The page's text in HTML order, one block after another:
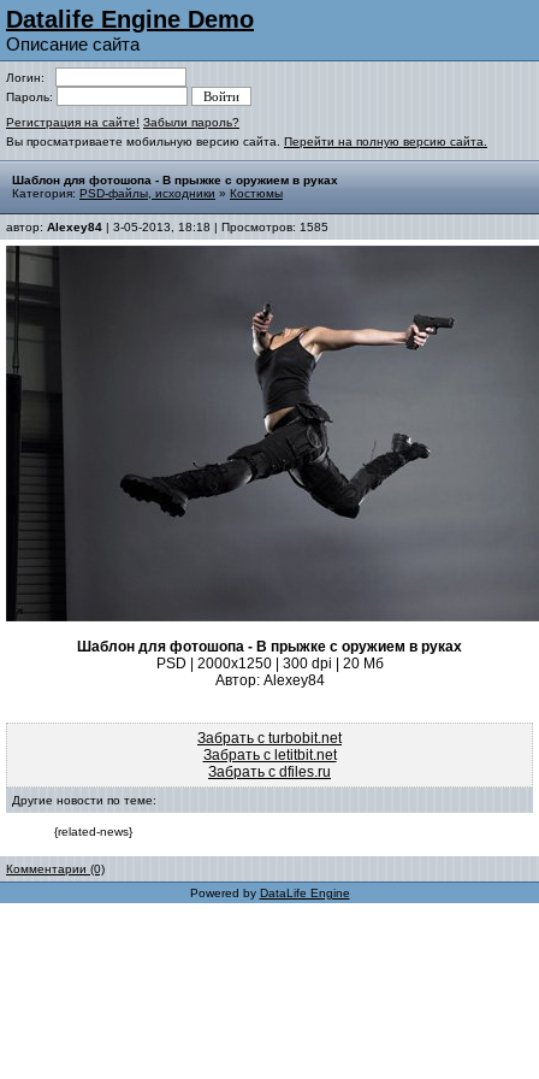
Datalife Engine Demo
Описание сайта
Логин:
Пароль:
Регистрация на сайте! Забыли пароль?
Вы просматриваете мобильную версию сайта. Перейти на полную версию сайта.
Шаблон для фотошопа - В прыжке с оружием в руках
Категория: PSD-файлы, исходники » Костюмы
автор: Alexey84 | 3-05-2013, 18:18 | Просмотров: 1585
Шаблон для фотошопа - В прыжке с оружием в руках
PSD | 2000x1250 | 300 dpi | 20 Мб
Автор: Alexey84
Забрать с turbobit.net
Забрать с letitbit.net
Забрать с dfiles.ru
Другие новости по теме:
{related-news}
Комментарии (0)
Powered by DataLife Engine